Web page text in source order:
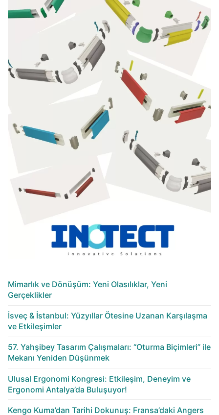
Mimarlık ve Dönüşüm: Yeni Olasılıklar, Yeni
Gerçeklikler
İsveç & İstanbul: Yüzyıllar Ötesine Uzanan Karşılaşma
ve Etkileşimler
57. Yahşibey Tasarım Çalışmaları: “Oturma Biçimleri” ile
Mekanı Yeniden Düşünmek
Ulusal Ergonomi Kongresi: Etkileşim, Deneyim ve
Ergonomi Antalya’da Buluşuyor!
Kengo Kuma’dan Tarihi Dokunuş: Fransa’daki Angers